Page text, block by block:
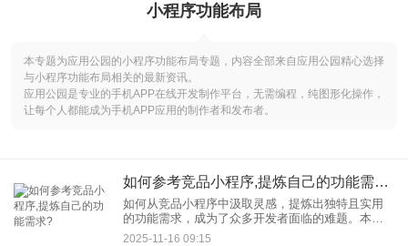
小程序功能布局
本专题为应用公园的小程序功能布局专题，内容全部来自应用公园精心选择
与小程序功能布局相关的最新资讯。
应用公园是专业的手机APP在线开发制作平台，无需编程，纯图形化操作，
让每个人都能成为手机APP应用的制作者和发布者。
如何参考竞品小程序,提炼自己的功能需求?
如何从竞品小程序中汲取灵感，提炼出独特且实用
的功能需求，成为了众多开发者面临的难题。本文
将为你揭秘一套高效参考竞品小程序、提炼功能需
2025-11-16 09:15